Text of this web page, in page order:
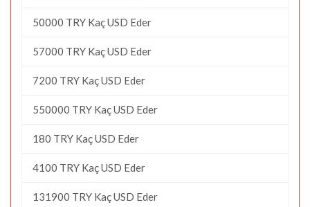
50000 TRY Kaç USD Eder
57000 TRY Kaç USD Eder
7200 TRY Kaç USD Eder
550000 TRY Kaç USD Eder
180 TRY Kaç USD Eder
4100 TRY Kaç USD Eder
131900 TRY Kaç USD Eder